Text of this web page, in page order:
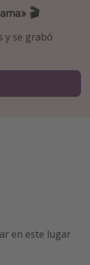
🎬
y se grabó
en este lugar